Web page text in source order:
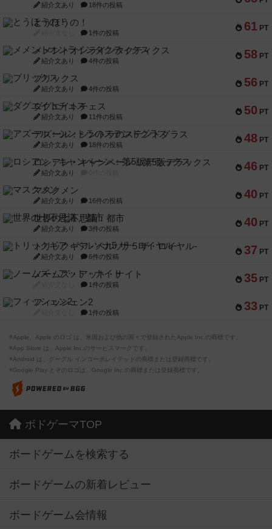
紹介文あり 18件の投稿
61 PT
とうほうの！
1件の投稿
58 PT
メメントオンラインタクティクス
紹介文あり 4件の投稿
56 PT
ブリックス
紹介文あり 4件の投稿
50 PT
ダグエイトチェス
紹介文あり 11件の投稿
48 PT
アズール：シントラのステンドグラス
紹介文あり 18件の投稿
46 PT
ロシアン・キャンペーン：第5版デラックス
紹介文あり
40 PT
マスクメン
紹介文あり 16件の投稿
40 PT
世界の七不思議：都市
紹介文あり 3件の投稿
37 PT
トリックギア - ペルソナ5 ザ・ロイヤル-
紹介文あり 6件の投稿
35 PT
ノームズ・アット・ナイト
1件の投稿
33 PT
フィッシェン2
1件の投稿
※Apple、Apple のロゴ は、米国および他の国々で登録されたApple Inc.の商標です。
※App Store は、Apple Inc.のサービスマークです。
※Android は、グーグル インコーポレイテッドの商標または登録商標です。
※Google Play とそのロゴは、Google Inc.の商標または登録商標です。
ボドゲーマTOP
ボードゲームを検索する
ボードゲームの新着レビュー
ボードゲーム会情報